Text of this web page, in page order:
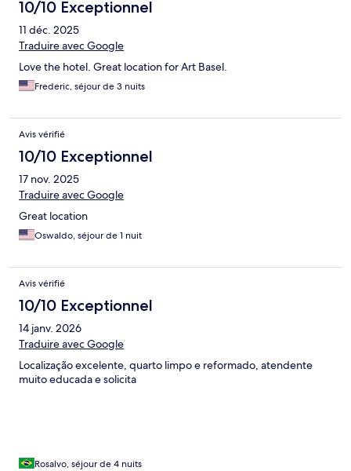
10/10 Exceptionnel
11 déc. 2025
Traduire avec Google
Love the hotel. Great location for Art Basel.
Frederic, séjour de 3 nuits
Avis vérifié
10/10 Exceptionnel
17 nov. 2025
Traduire avec Google
Great location
Oswaldo, séjour de 1 nuit
Avis vérifié
10/10 Exceptionnel
14 janv. 2026
Traduire avec Google
Localização excelente, quarto limpo e reformado, atendente
muito educada e solicita
Rosalvo, séjour de 4 nuits